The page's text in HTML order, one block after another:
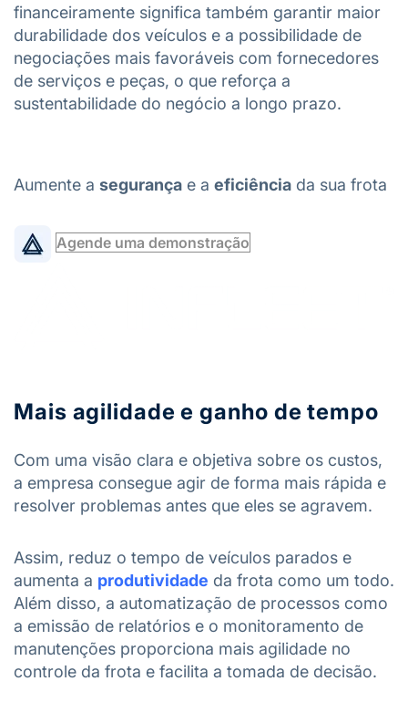
financeiramente significa também garantir maior
durabilidade dos veículos e a possibilidade de
negociações mais favoráveis com fornecedores
de serviços e peças, o que reforça a
sustentabilidade do negócio a longo prazo.
Aumente a segurança e a eficiência da sua frota
Agende uma demonstração
Mais agilidade e ganho de tempo
Com uma visão clara e objetiva sobre os custos,
a empresa consegue agir de forma mais rápida e
resolver problemas antes que eles se agravem.
Assim, reduz o tempo de veículos parados e
aumenta a produtividade da frota como um todo.
Além disso, a automatização de processos como
a emissão de relatórios e o monitoramento de
manutenções proporciona mais agilidade no
controle da frota e facilita a tomada de decisão.